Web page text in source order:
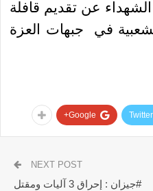
عن تقديم قافلة
في
جبهات العزة
Twitter
Google+
NEXT POST
#جيزان : إحراق 3 آليات ومقتل